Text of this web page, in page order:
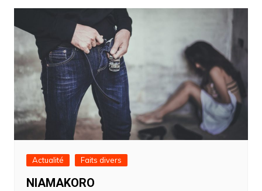
Actualité Faits divers
NIAMAKORO